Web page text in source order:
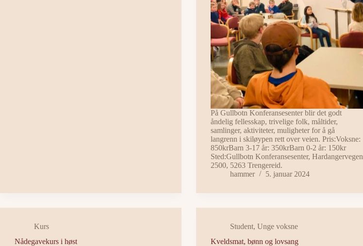
På Gullbotn Konferansesenter blir det godt
åndelig fellesskap, trivelige folk, måltider,
samlinger, aktiviteter, muligheter for å gå
langrenn i skiløypen rett over veien. Pris:Voksne:
850krBarn 3-17 år: 350krBarn 0-2 år: 150kr
Sted:Gullbotn Konferansesenter, Hardangervegen
2500, 5263 Trengereid.
hammer
5. januar 2024
Kurs
Nådegavekurs i høst
Student,Unge voksne
Kveldsmat, bønn og lovsang